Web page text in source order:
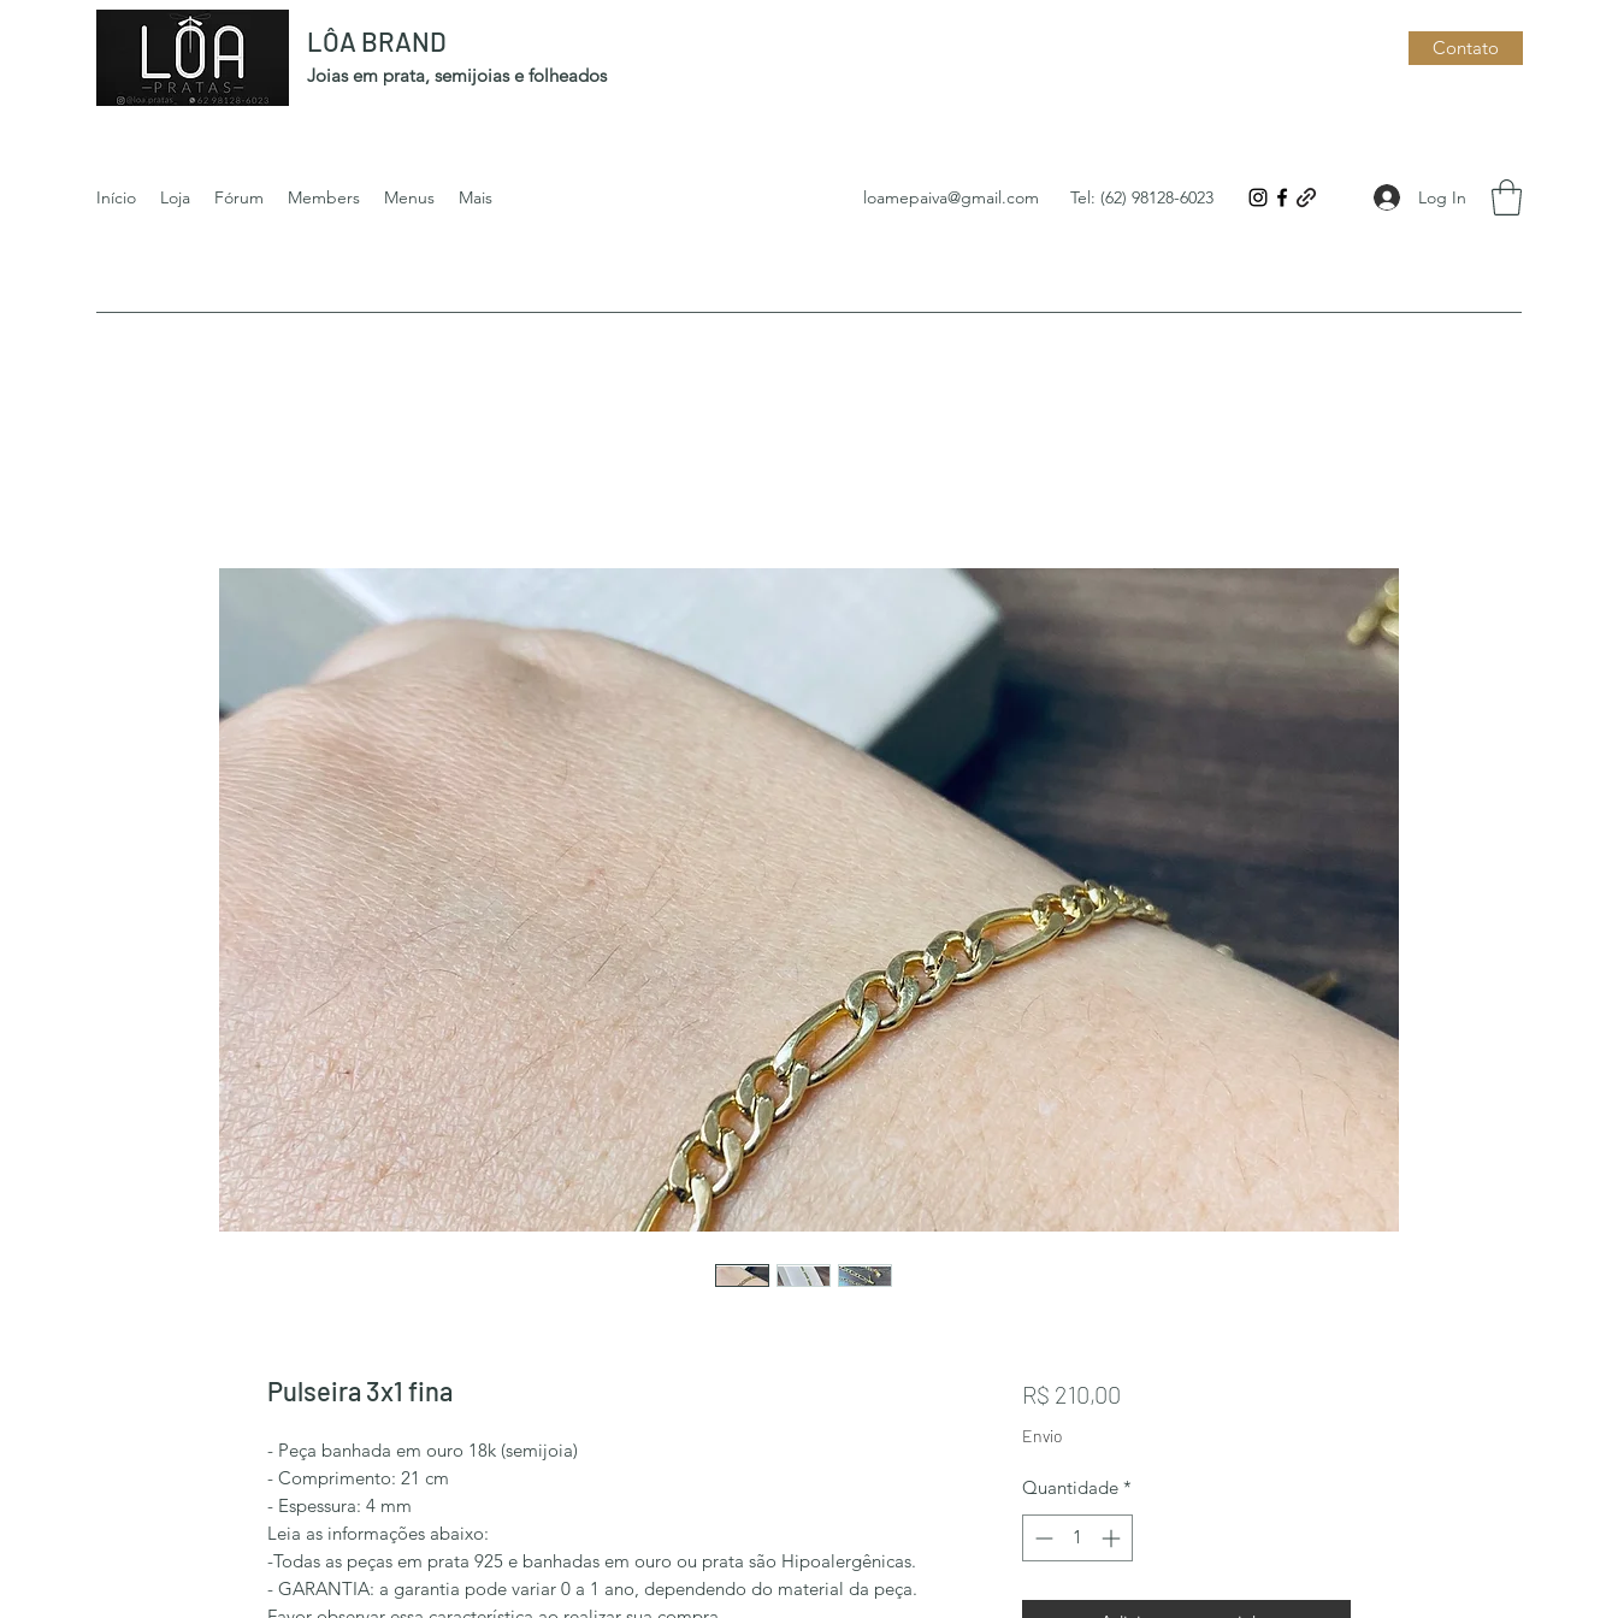
LÔA BRAND
Joias em prata, semijoias e folheados
Contato
Início Loja Fórum Members Menus Mais loamepaiva@gmail.com Tel: (62) 98128-6023 Log In
Pulseira 3x1 fina
- Peça banhada em ouro 18k (semijoia)
- Comprimento: 21 cm
- Espessura: 4 mm
Leia as informações abaixo:
-Todas as peças em prata 925 e banhadas em ouro ou prata são Hipoalergênicas.
- GARANTIA: a garantia pode variar 0 a 1 ano, dependendo do material da peça.
R$ 210,00Preço
Envio
Quantidade *